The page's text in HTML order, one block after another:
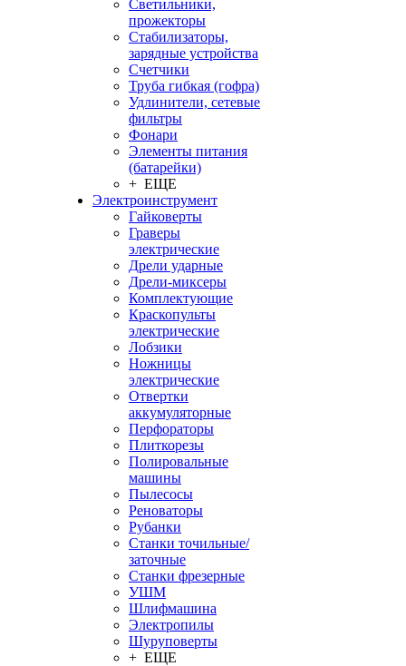
Светильники,
прожекторы
Стабилизаторы,
зарядные устройства
Счетчики
Труба гибкая (гофра)
Удлинители, сетевые
фильтры
Фонари
Элементы питания
(батарейки)
+ ЕЩЕ
Электроинструмент
Гайковерты
Граверы
электрические
Дрели ударные
Дрели-миксеры
Комплектующие
Краскопульты
электрические
Лобзики
Ножницы
электрические
Отвертки
аккумуляторные
Перфораторы
Плиткорезы
Полировальные
машины
Пылесосы
Реноваторы
Рубанки
Станки точильные/
заточные
Станки фрезерные
УШМ
Шлифмашина
Электропилы
Шуруповерты
+ ЕЩЕ